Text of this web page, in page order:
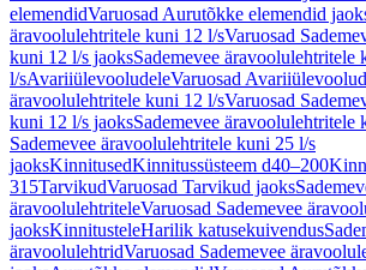
elemendidVaruosad Aurutõkke elemendid
äravoolulehtritele kuni 12 l/sVaruosad
kuni 12 l/s jaoksSademevee äravoolulehtritele
l/sAvariiülevooludeleVaruosad
äravoolulehtritele kuni 12 l/sVaruosad
kuni 12 l/s jaoksSademevee äravoolulehtritele
Sademevee äravoolulehtritele kuni 25 l/s
jaoksKinnitusedKinnitussüsteem d40–200
315TarvikudVaruosad Tarvikud jaoks
äravoolulehtriteleVaruosad Sademevee
jaoksKinnitusteleHarilik katusekuivendus
äravoolulehtridVaruosad Sademevee